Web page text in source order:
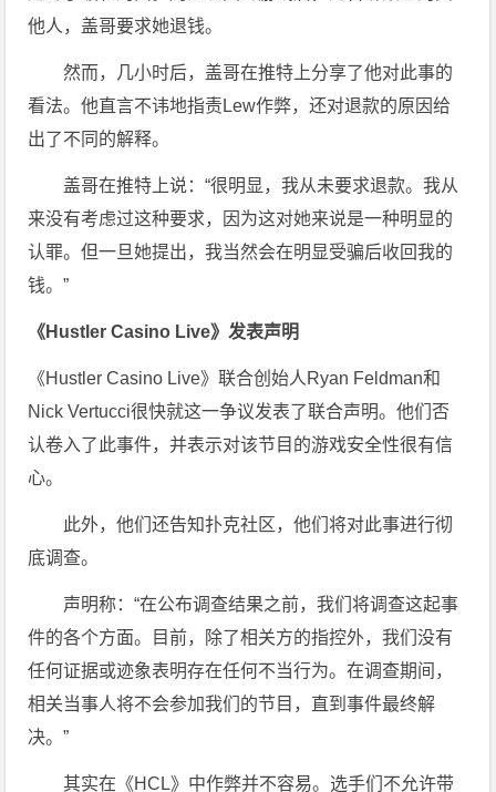
他人，盖哥要求她退钱。
然而，几小时后，盖哥在推特上分享了他对此事的
看法。他直言不讳地指责Lew作弊，还对退款的原因给
出了不同的解释。
盖哥在推特上说：“很明显，我从未要求退款。我从
来没有考虑过这种要求，因为这对她来说是一种明显的
认罪。但一旦她提出，我当然会在明显受骗后收回我的
钱。”
《Hustler Casino Live》发表声明
《Hustler Casino Live》联合创始人Ryan Feldman和
Nick Vertucci很快就这一争议发表了联合声明。他们否
认卷入了此事件，并表示对该节目的游戏安全性很有信
心。
此外，他们还告知扑克社区，他们将对此事进行彻
底调查。
声明称：“在公布调查结果之前，我们将调查这起事
件的各个方面。目前，除了相关方的指控外，我们没有
任何证据或迹象表明存在任何不当行为。在调查期间，
相关当事人将不会参加我们的节目，直到事件最终解
决。”
其实在《HCL》中作弊并不容易。选手们不允许带